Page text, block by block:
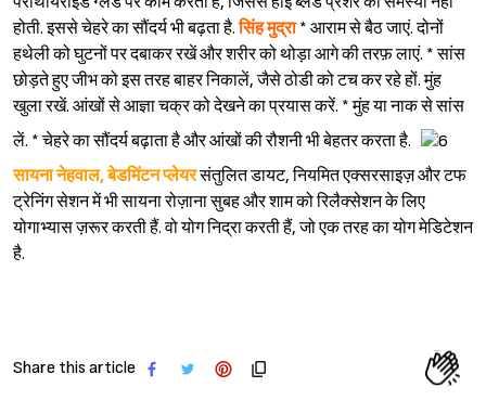
होती. इससे चेहरे का सौंदर्य भी बढ़ता है.सिंह मुद्रा* आराम से बैठ जाएं. दोनों
हथेली को घुटनों पर दबाकर रखें और शरीर को थोड़ा आगे की तरफ़ लाएं. * सांस
छोड़ते हुए जीभ को इस तरह बाहर निकालें, जैसे ठोडी को टच कर रहे हों. मुंह
खुला रखें. आंखों से आज्ञा चक्र को देखने का प्रयास करें. * मुंह या नाक से सांस
लें. * चेहरे का सौंदर्य बढ़ाता है और आंखों की रौशनी भी बेहतर करता है.
सायना नेहवाल, बेडमिंटन प्लेयरसंतुलित डायट, नियमित एक्सरसाइज़ और टफ
ट्रेनिंग सेशन में भी सायना रोज़ाना सुबह और शाम को रिलैक्सेशन के लिए
योगाभ्यास ज़रूर करती हैं. वो योग निद्रा करती हैं, जो एक तरह का योग मेडिटेशन
है.
Share this article